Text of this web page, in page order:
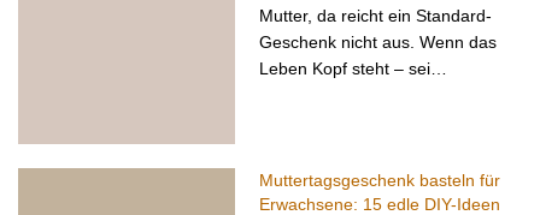
Mutter, da reicht ein Standard-
Geschenk nicht aus. Wenn das
Leben Kopf steht – sei…
Muttertagsgeschenk basteln für
Erwachsene: 15 edle DIY-Ideen